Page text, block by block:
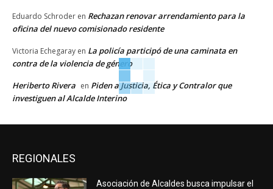
Eduardo Schroder en Rechazan renovar arrendamiento para la
oficina del nuevo comisionado residente
Victoria Echegaray en La policía participó de una caminata en
contra de la violencia de género
Heriberto Rivera en Piden a Justicia, Ética y Contralor que
investiguen al Alcalde Interino
REGIONALES
Asociación de Alcaldes busca impulsar el